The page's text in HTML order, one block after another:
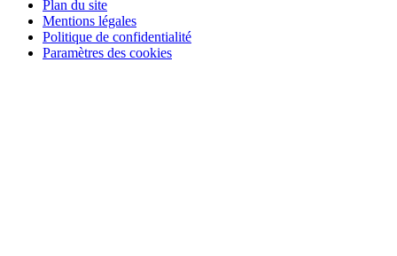
Plan du site
Mentions légales
Politique de confidentialité
Paramètres des cookies